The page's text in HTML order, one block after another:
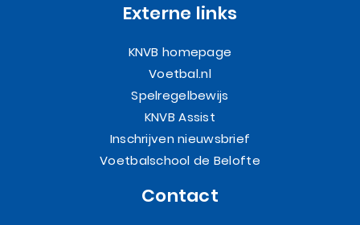
Externe links
KNVB homepage
Voetbal.nl
Spelregelbewijs
KNVB Assist
Inschrijven nieuwsbrief
Voetbalschool de Belofte
Contact